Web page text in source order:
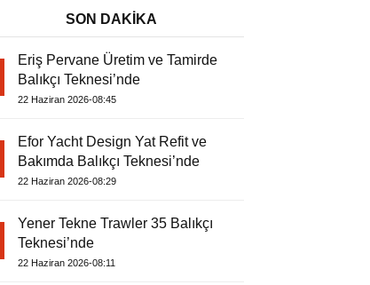
SON DAKİKA
Eriş Pervane Üretim ve Tamirde
Balıkçı Teknesi’nde
22 Haziran 2026-08:45
Efor Yacht Design Yat Refit ve
Bakımda Balıkçı Teknesi’nde
22 Haziran 2026-08:29
Yener Tekne Trawler 35 Balıkçı
Teknesi’nde
22 Haziran 2026-08:11